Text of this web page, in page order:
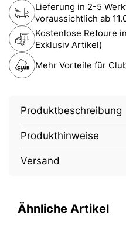
Lieferung in 2-5
voraussichtlich ab
Kostenlose Retoure
Exklusiv Artikel)
Mehr Vorteile für
Produktbeschreibung
Produkthinweise
Versand
Ähnliche Artikel